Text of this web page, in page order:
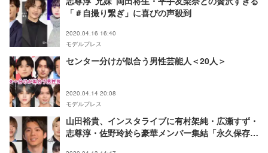
「＃自撮り繋ぎ」に喜びの声殺到
2020.04.16 16:40
モデルプレス
センター分けが似合う男性芸能人＜20人＞
2020.04.14 20:08
モデルプレス
山田裕貴、インスタライブに有村架純・広瀬すず・
志尊淳・佐野玲於ら豪華メンバー集結「永久保存